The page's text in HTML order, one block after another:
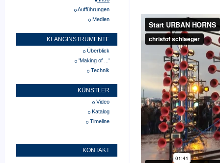
Aufführungen
Medien
KLANGINSTRUMENTE
Überblick
'Making of ...'
Technik
KÜNSTLER
Video
Katalog
Timeline
KONTAKT